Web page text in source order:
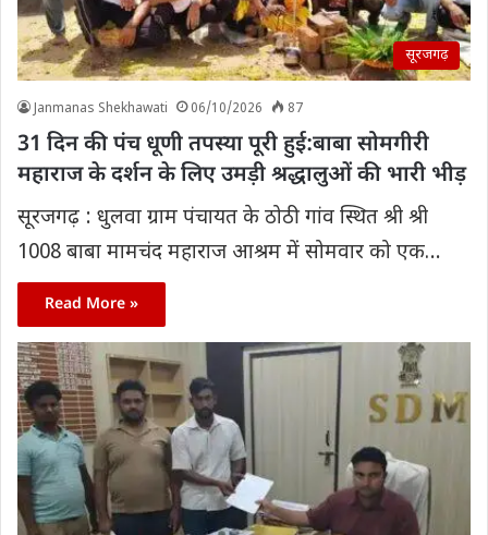
सूरजगढ़
Janmanas Shekhawati 06/10/2026 87
31 दिन की पंच धूणी तपस्या पूरी हुई:बाबा सोमगीरी
महाराज के दर्शन के लिए उमड़ी श्रद्धालुओं की भारी भीड़
सूरजगढ़ : धुलवा ग्राम पंचायत के ठोठी गांव स्थित श्री श्री
1008 बाबा मामचंद महाराज आश्रम में सोमवार को एक…
Read More »